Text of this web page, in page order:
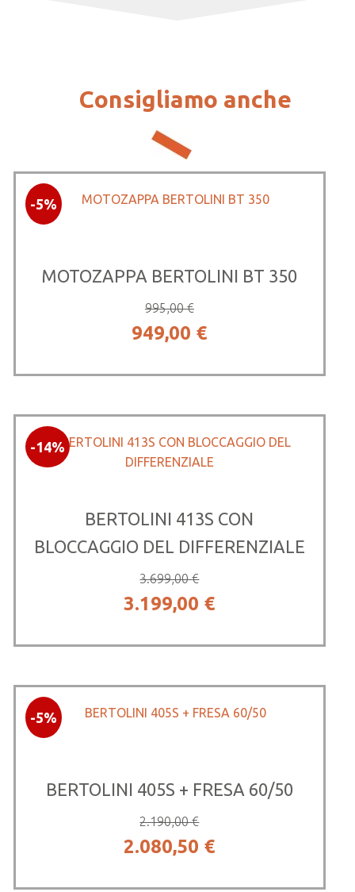
Consigliamo anche
-5%
MOTOZAPPA BERTOLINI BT 350
995,00€
Il
era:
995,00 €.
949,00 €Il
è:
949,00 €.
-14%
BERTOLINI 413S CON
BLOCCAGGIO DEL DIFFERENZIALE
3.699,00€
Il
era:
3.699,00 €.
3.199,00 €Il
è:
3.199,00 €.
-5%
BERTOLINI 405S + FRESA 60/50
2.190,00€
Il
2.080,50 €Il